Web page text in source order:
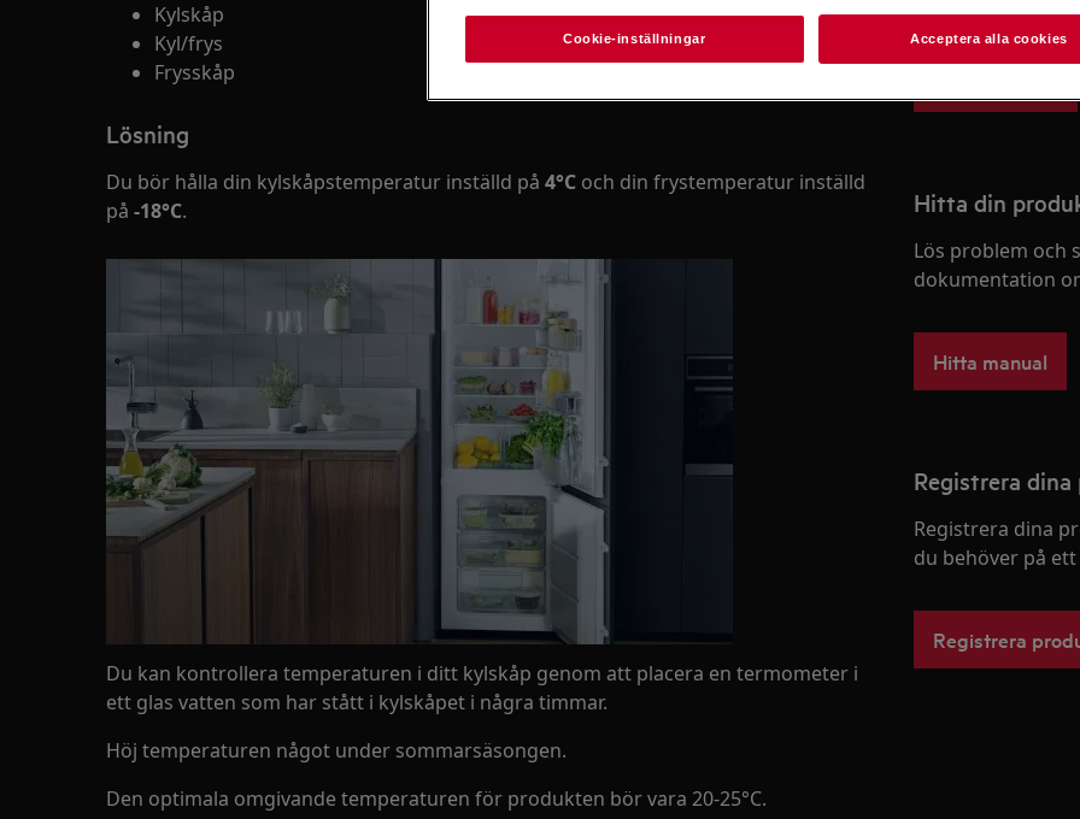
Kylskåp
Kyl/frys
Frysskåp
Lösning
Du bör hålla din kylskåpstemperatur inställd på 4°C och din frystemperatur inställd
på -18°C.
Du kan kontrollera temperaturen i ditt kylskåp genom att placera en termometer i
ett glas vatten som har stått i kylskåpet i några timmar.
Höj temperaturen något under sommarsäsongen.
Den optimala omgivande temperaturen för produkten bör vara 20-25°C.
Hitta din
Lös problem och
dokumentation
Hitta manual
Registrera
Registrera dina
du behöver på
Registrera
Cookie-inställningar Acceptera alla cookies